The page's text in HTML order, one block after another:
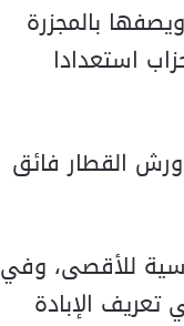
بالمجزرة
استعدادا
بينما ينطلق ورش القطار فائق
للأقصى، وفي
الإبادة